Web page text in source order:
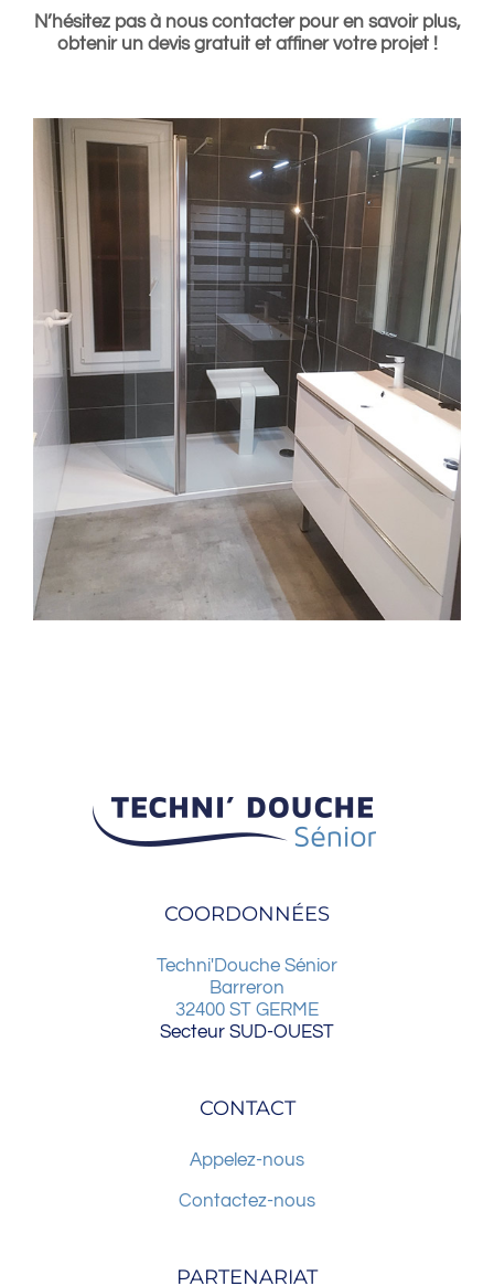
N’hésitez pas à nous contacter pour en savoir plus,
obtenir un devis gratuit et affiner votre projet !
COORDONNÉES
Techni'Douche Sénior
Barreron
32400 ST GERME
Secteur SUD-OUEST
CONTACT
Appelez-nous
Contactez-nous
PARTENARIAT